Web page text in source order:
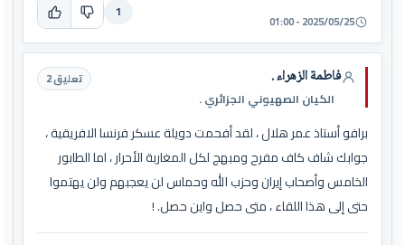
2025/05/25 - 01:00
1
فاطمة الزهراء .
الكيان الصهيوني الجزائري .
تعليق 2
برافو أستاذ عمر هلال ، لقد أفحمت دويلة عسكر فرنسا الافريقية ،
جوابك شاف كاف مفرح ومبهج لكل المغاربة الأحرار ، اما الطابور
الخامس وأصحاب إيران وحزب الله وحماس لن يعجبهم ولن يهتموا
حتى إلى هذا اللقاء ، متى حصل واين حصل. !